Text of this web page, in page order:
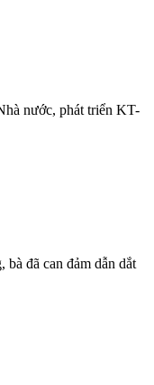
nước, phát triển KT-
đã can đảm dẫn dắt